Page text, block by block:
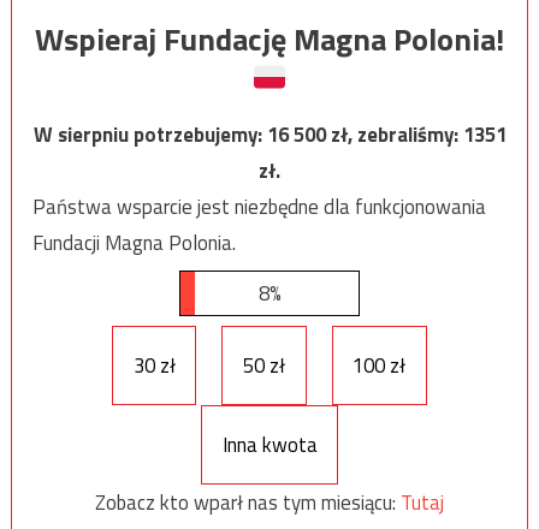
Wspieraj Fundację Magna Polonia!
W sierpniu potrzebujemy:16 500zł, zebraliśmy:1351
zł.
Państwa wsparcie jest niezbędne dla funkcjonowania
Fundacji Magna Polonia.
8%
30 zł 50 zł 100 zł
Inna kwota
Zobacz kto wparł nas tym miesiącu: Tutaj